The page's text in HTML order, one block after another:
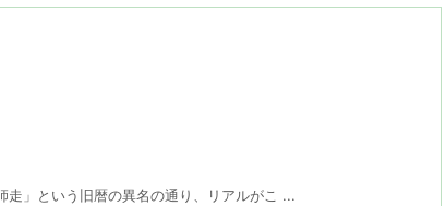
」という旧暦の異名の通り、リアルがこ ...